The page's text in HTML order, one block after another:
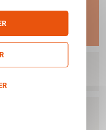
300WIN 62CM